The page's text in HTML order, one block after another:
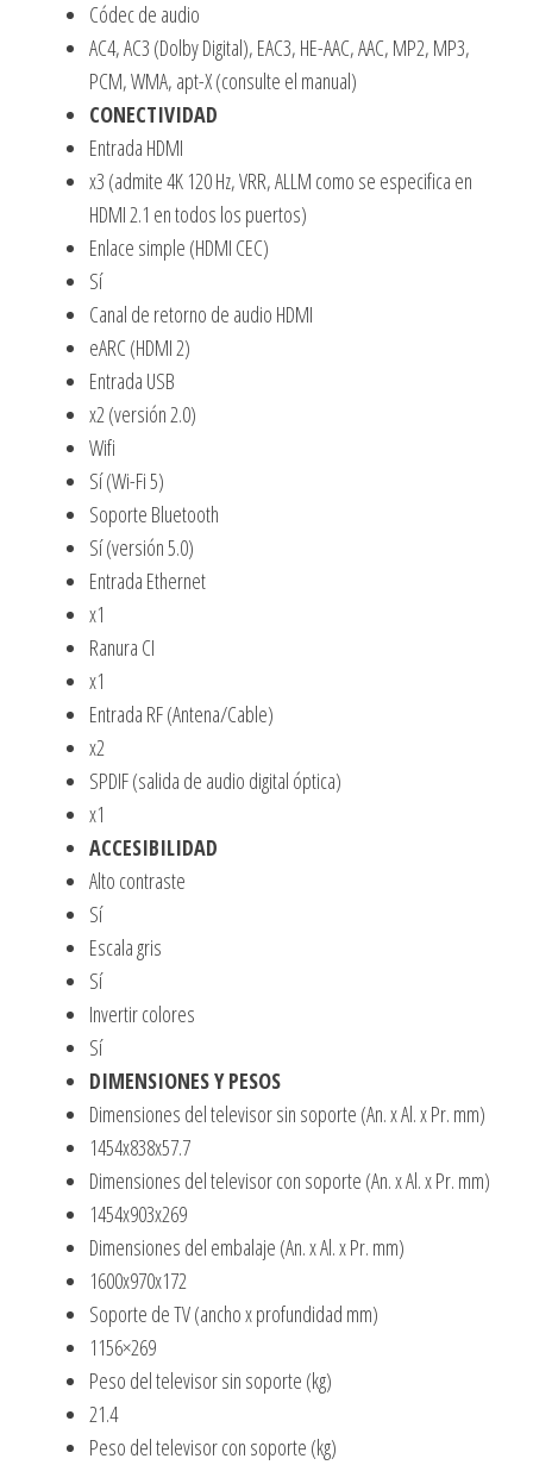
Códec de audio
AC4, AC3 (Dolby Digital), EAC3, HE-AAC, AAC, MP2, MP3,
PCM, WMA, apt-X (consulte el manual)
CONECTIVIDAD
Entrada HDMI
x3 (admite 4K 120 Hz, VRR, ALLM como se especifica en
HDMI 2.1 en todos los puertos)
Enlace simple (HDMI CEC)
Sí
Canal de retorno de audio HDMI
eARC (HDMI 2)
Entrada USB
x2 (versión 2.0)
Wifi
Sí (Wi-Fi 5)
Soporte Bluetooth
Sí (versión 5.0)
Entrada Ethernet
x1
Ranura CI
x1
Entrada RF (Antena/Cable)
x2
SPDIF (salida de audio digital óptica)
x1
ACCESIBILIDAD
Alto contraste
Sí
Escala gris
Sí
Invertir colores
Sí
DIMENSIONES Y PESOS
Dimensiones del televisor sin soporte (An. x Al. x Pr. mm)
1454x838x57.7
Dimensiones del televisor con soporte (An. x Al. x Pr. mm)
1454x903x269
Dimensiones del embalaje (An. x Al. x Pr. mm)
1600x970x172
Soporte de TV (ancho x profundidad mm)
1156×269
Peso del televisor sin soporte (kg)
21.4
Peso del televisor con soporte (kg)